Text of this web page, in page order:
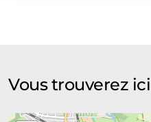
Vous trouverez